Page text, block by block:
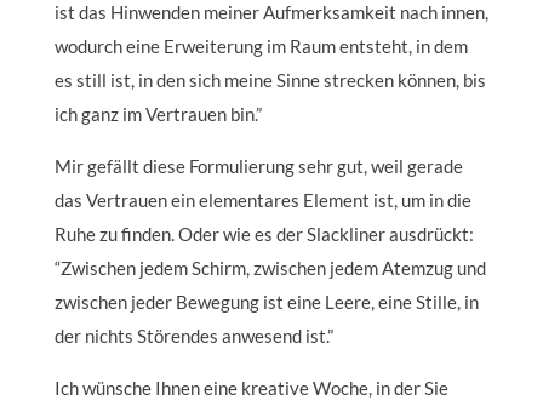
ist das Hinwenden meiner Aufmerksamkeit nach innen,
wodurch eine Erweiterung im Raum entsteht, in dem
es still ist, in den sich meine Sinne strecken können, bis
ich ganz im Vertrauen bin.”
Mir gefällt diese Formulierung sehr gut, weil gerade
das Vertrauen ein elementares Element ist, um in die
Ruhe zu finden. Oder wie es der Slackliner ausdrückt:
“Zwischen jedem Schirm, zwischen jedem Atemzug und
zwischen jeder Bewegung ist eine Leere, eine Stille, in
der nichts Störendes anwesend ist.”
Ich wünsche Ihnen eine kreative Woche, in der Sie